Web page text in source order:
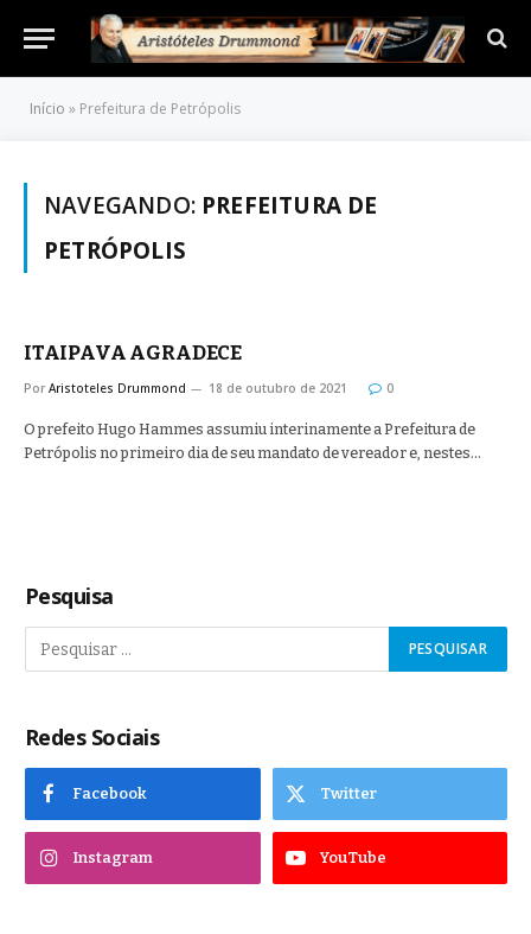
Início » Prefeitura de Petrópolis
NAVEGANDO: PREFEITURA DE
PETRÓPOLIS
ITAIPAVA AGRADECE
Por Aristoteles Drummond 18 de outubro de 2021 0
O prefeito Hugo Hammes assumiu interinamente a Prefeitura de
Petrópolis no primeiro dia de seu mandato de vereador e, nestes…
Pesquisa
Redes Sociais
Facebook Twitter
Instagram YouTube